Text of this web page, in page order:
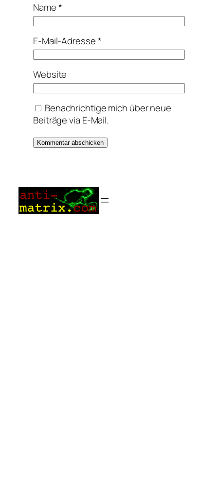
Name*
E-Mail-Adresse*
Website
Benachrichtige mich über neue
Beiträge via E-Mail.